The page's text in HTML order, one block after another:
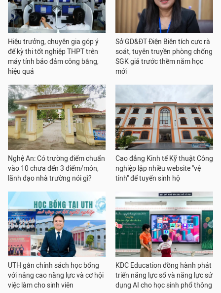
Hiệu trưởng, chuyên gia góp ý
để kỳ thi tốt nghiệp THPT trên
máy tính bảo đảm công bằng,
hiệu quả
Sở GD&ĐT Điện Biên tích cực rà
soát, tuyên truyền phòng chống
SGK giả trước thềm năm học
mới
Nghệ An: Có trường điểm chuẩn
vào 10 chưa đến 3 điểm/môn,
lãnh đạo nhà trường nói gì?
Cao đẳng Kinh tế Kỹ thuật Công
nghiệp lập nhiều website "vệ
tinh" để tuyển sinh hộ
UTH gắn chính sách học bổng
với nâng cao năng lực và cơ hội
việc làm cho sinh viên
KDC Education đồng hành phát
triển năng lực số và năng lực sử
dụng AI cho học sinh phổ thông